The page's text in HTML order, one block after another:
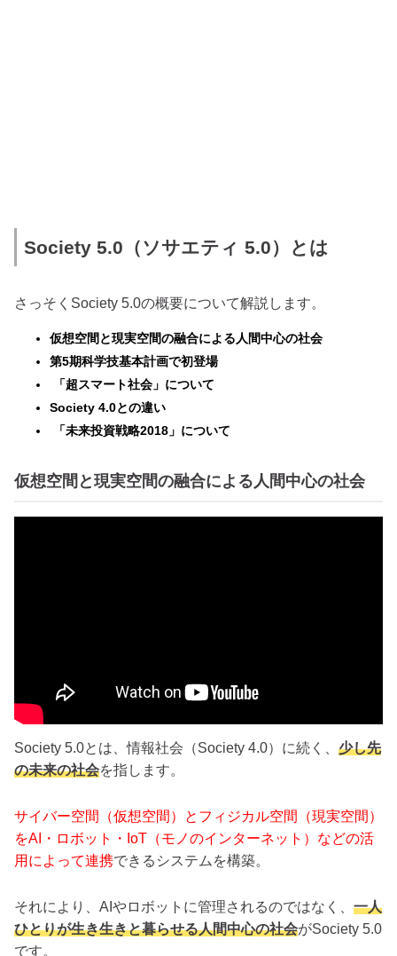
Society 5.0（ソサエティ 5.0）とは
さっそくSociety 5.0の概要について解説します。
仮想空間と現実空間の融合による人間中心の社会
第5期科学技基本計画で初登場
「超スマート社会」について
Society 4.0との違い
「未来投資戦略2018」について
仮想空間と現実空間の融合による人間中心の社会
Society 5.0とは、情報社会（Society 4.0）に続く、 少し先
の未来の社会を指します。
サイバー空間（仮想空間）とフィジカル空間（現実空間）
をAI・ロボット・IoT（モノのインターネット）などの活
用によって連携できるシステムを構築。
それにより、AIやロボットに管理されるのではなく、 一人
ひとりが生き生きと暮らせる人間中心の社会がSociety 5.0
です。